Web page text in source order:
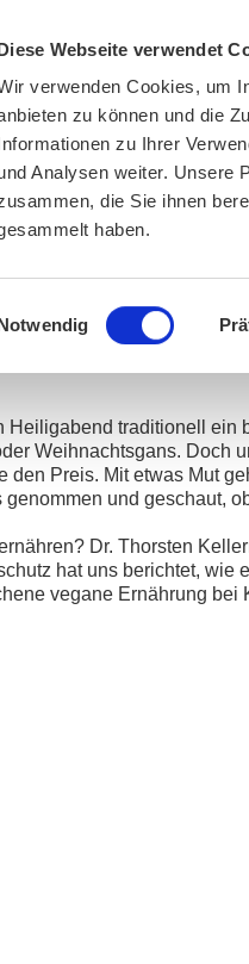
Webseite verwendet
verwenden Cookies, um
zu können und die
zu Ihrer
Analysen weiter. Unsere
die Sie ihnen
haben.
Einwilligungsauswahl
UMWELTBERATUNG
Heiligabend traditionell ein
Weihnachtsgans. Doch
den Preis. Mit etwas Mut
und geschaut,
Dr. Thorsten
hat uns berichtet, wie
vegane Ernährung bei